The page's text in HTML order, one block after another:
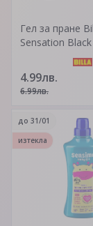
Гел за пране
Sensation
пранета +
100%
материал + Не
пластмасови
формула с
сапун + Без
на палмово
4.99лв.
6.99лв.
до 31/01
изтекла